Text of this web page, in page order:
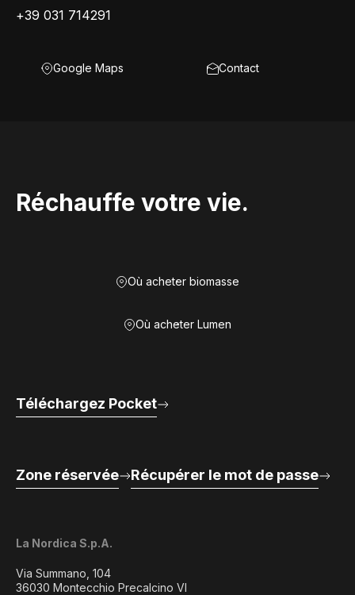
+39 031 714291
Google Maps Contact
Réchauffe votre vie.
Où acheter biomasse
Où acheter Lumen
La Nordica S.p.A.
Via Summano, 104
36030 Montecchio Precalcino VI
Téléchargez Pocket
Zone réservée Récupérer le mot de passe